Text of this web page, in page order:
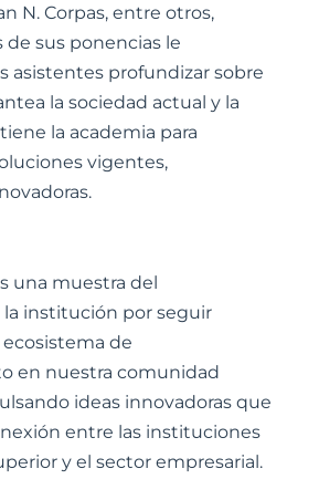
N. Corpas, entre otros,
de sus ponencias le
asistentes profundizar sobre
la sociedad actual y la
la academia para
vigentes,
una muestra del
institución por seguir
de
en nuestra comunidad
ideas innovadoras que
entre las instituciones
y el sector empresarial.